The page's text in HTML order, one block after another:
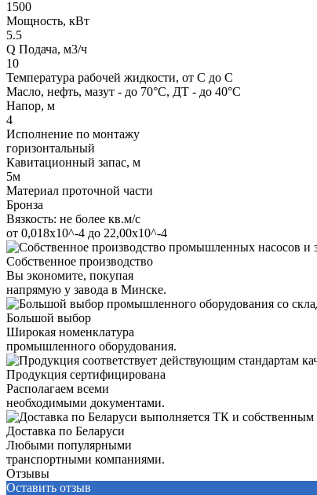
1500
Мощность, кВт
5.5
Q Подача, м3/ч
10
Температура рабочей жидкости, от С до С
Масло, нефть, мазут - до 70°С, ДТ - до 40°С
Напор, м
4
Исполнение по монтажу
горизонтальный
Кавитационный запас, м
5м
Материал проточной части
Бронза
Вязкость: не более кв.м/с
от 0,018х10^-4 до 22,00х10^-4
Собственное производство
Вы экономите, покупая
напрямую у завода в Минске.
Большой выбор
Широкая номенклатура
промышленного оборудования.
Продукция сертифицирована
Располагаем всеми
необходимыми документами.
Доставка по Беларуси
Любыми популярными
транспортными компаниями.
Отзывы
Оставить отзыв